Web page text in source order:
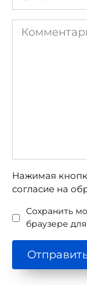
*
Комментарий
Нажимая
согласие на
Сохранить
браузере